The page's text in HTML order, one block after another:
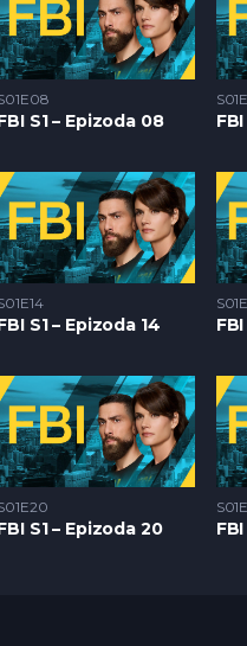
S1 – Epizoda 08
S1 – Epizoda 14
S1 – Epizoda 20